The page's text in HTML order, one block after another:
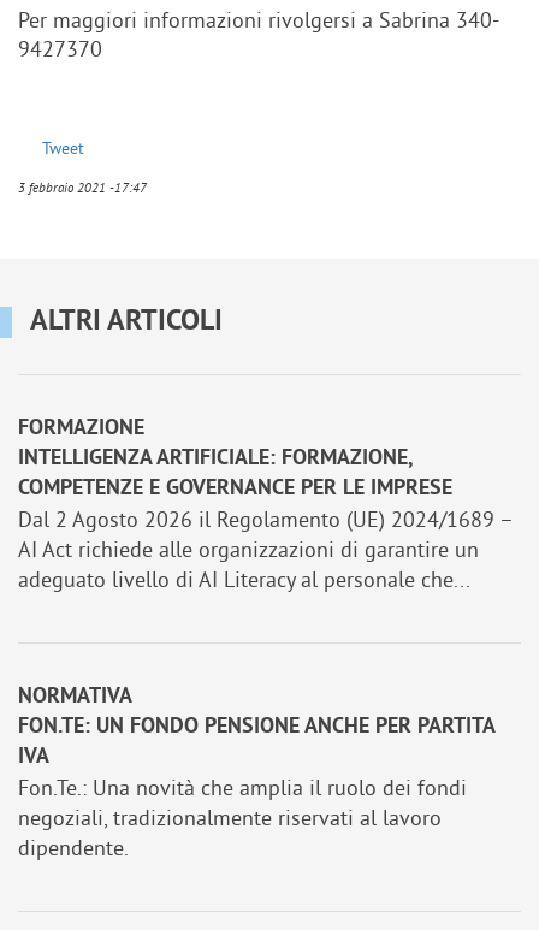
Per maggiori informazioni rivolgersi a Sabrina 340-
9427370
Tweet
3 febbraio 2021 -17:47
ALTRI ARTICOLI
FORMAZIONE
INTELLIGENZA ARTIFICIALE: FORMAZIONE,
COMPETENZE E GOVERNANCE PER LE IMPRESE
Dal 2 Agosto 2026 il Regolamento (UE) 2024/1689 –
AI Act richiede alle organizzazioni di garantire un
adeguato livello di AI Literacy al personale che...
NORMATIVA
FON.TE: UN FONDO PENSIONE ANCHE PER PARTITA
IVA
Fon.Te.: Una novità che amplia il ruolo dei fondi
negoziali, tradizionalmente riservati al lavoro
dipendente.